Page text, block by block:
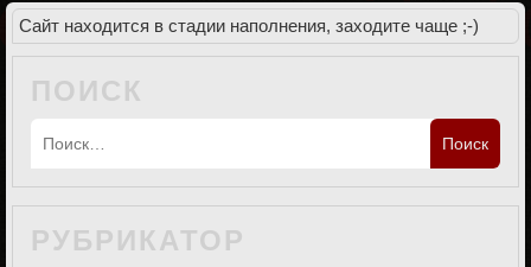
Сайт находится в стадии наполнения, заходите чаще ;-)
ПОИСК
РУБРИКАТОР